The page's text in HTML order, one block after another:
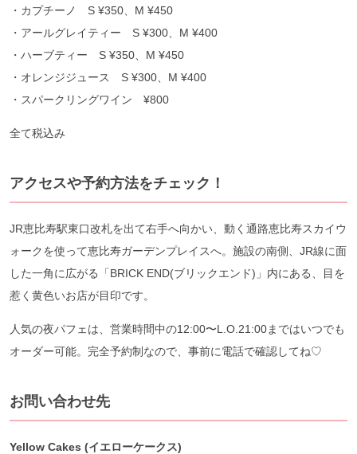
・カプチーノ S ¥350、M ¥450
・アールグレイティー S ¥300、M ¥400
・ハーブティー S ¥350、M ¥450
・オレンジジュース S ¥300、M ¥400
・スパークリングワイン ¥800
全て税込み
アクセスや予約方法をチェック！
JR恵比寿駅東口改札を出て右手へ向かい、動く通路恵比寿スカイウ
ォークを使って恵比寿ガーデンプレイスへ。施設の南側、JR線に面
した一角に広がる「BRICK END(ブリックエンド)」内にある、目を
惹く黄色いお店が目印です。
人気の夜パフェは、営業時間中の12:00〜L.O.21:00まではいつでも
オーダー可能。完全予約制なので、事前に電話で確認してね♡
お問い合わせ先
Yellow Cakes (イエローケークス)